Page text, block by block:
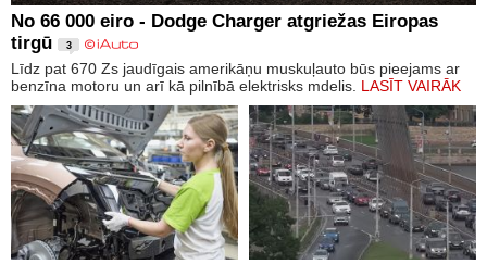
No 66 000 eiro - Dodge Charger atgriežas Eiropas
tirgū
3
Līdz pat 670 Zs jaudīgais amerikāņu muskuļauto būs pieejams ar
benzīna motoru un arī kā pilnībā elektrisks mdelis. LASĪT VAIRĀK